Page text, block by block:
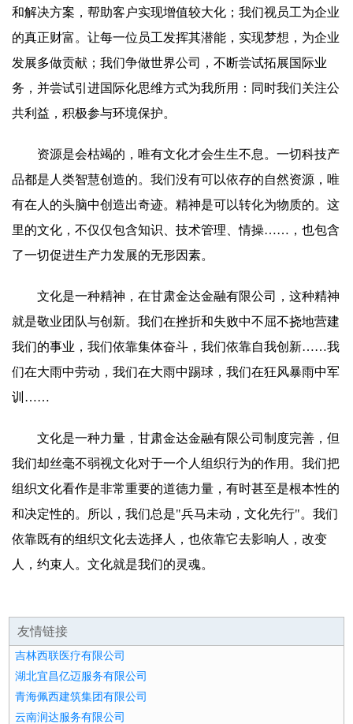
和解决方案，帮助客户实现增值较大化；我们视员工为企业
的真正财富。让每一位员工发挥其潜能，实现梦想，为企业
发展多做贡献；我们争做世界公司，不断尝试拓展国际业
务，并尝试引进国际化思维方式为我所用：同时我们关注公
共利益，积极参与环境保护。
资源是会枯竭的，唯有文化才会生生不息。一切科技产
品都是人类智慧创造的。我们没有可以依存的自然资源，唯
有在人的头脑中创造出奇迹。精神是可以转化为物质的。这
里的文化，不仅仅包含知识、技术管理、情操……，也包含
了一切促进生产力发展的无形因素。
文化是一种精神，在甘肃金达金融有限公司，这种精神
就是敬业团队与创新。我们在挫折和失败中不屈不挠地营建
我们的事业，我们依靠集体奋斗，我们依靠自我创新……我
们在大雨中劳动，我们在大雨中踢球，我们在狂风暴雨中军
训……
文化是一种力量，甘肃金达金融有限公司制度完善，但
我们却丝毫不弱视文化对于一个人组织行为的作用。我们把
组织文化看作是非常重要的道德力量，有时甚至是根本性的
和决定性的。所以，我们总是"兵马未动，文化先行"。我们
依靠既有的组织文化去选择人，也依靠它去影响人，改变
人，约束人。文化就是我们的灵魂。
友情链接
吉林西联医疗有限公司
湖北宜昌亿迈服务有限公司
青海佩西建筑集团有限公司
云南润达服务有限公司